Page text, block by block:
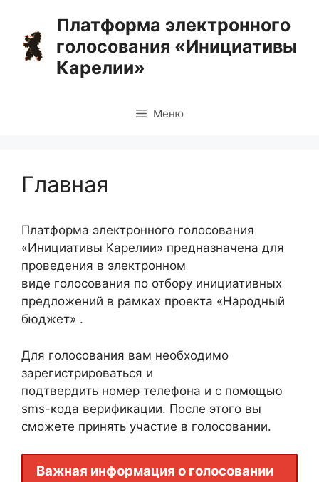
содержимому
Платформа электронного
голосования «Инициативы
Карелии»
Меню
Главная
Платформа электронного голосования
«Инициативы Карелии» предназначена для
проведения в электронном
виде голосования по отбору инициативных
предложений в рамках проекта «Народный
бюджет» .
Для голосования вам необходимо
зарегистрироваться и
подтвердить номер телефона и с помощью
sms-кода верификации. После этого вы
сможете принять участие в голосовании.
Важная информация о голосовании